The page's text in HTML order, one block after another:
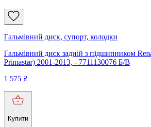
Гальмівний диск, супорт, колодки
Гальмівний диск задній з підшипником
Primastar) 2001-2013, - 7711130076 Б/В
1 575 ₴
Купити